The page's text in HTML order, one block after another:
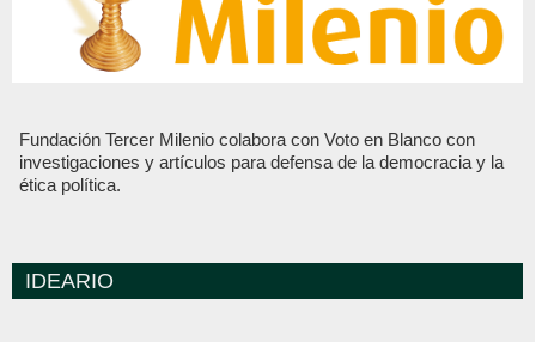
Fundación Tercer Milenio colabora con Voto en Blanco con
investigaciones y artículos para defensa de la democracia y la
ética política.
IDEARIO